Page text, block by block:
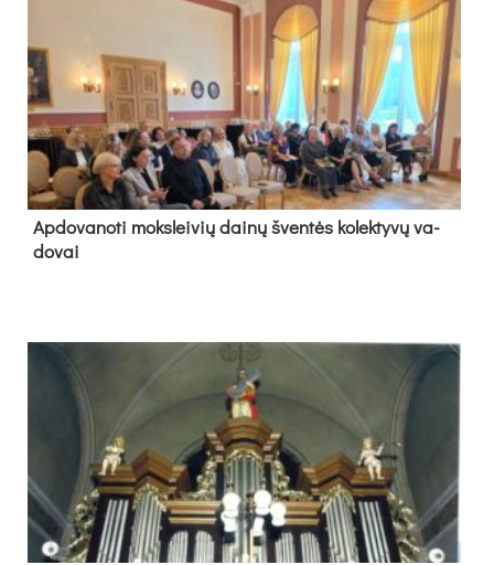
Ap­do­va­no­ti moks­lei­vių dai­nų šven­tės ko­lek­ty­vų va­
do­vai